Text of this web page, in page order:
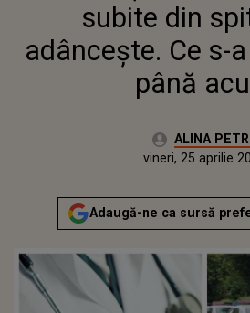
subite din
adâncește. Ce s-
până
Autor:ALINA
Actualizat:
vineri, 25 aprilie
Adaugă-ne ca sursă